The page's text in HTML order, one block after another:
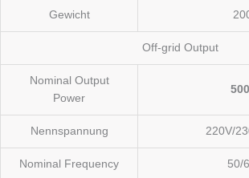
Gewicht
Off-grid Output
Nominal Output
Power
Nennspannung 220V/
Nominal Frequency 50/